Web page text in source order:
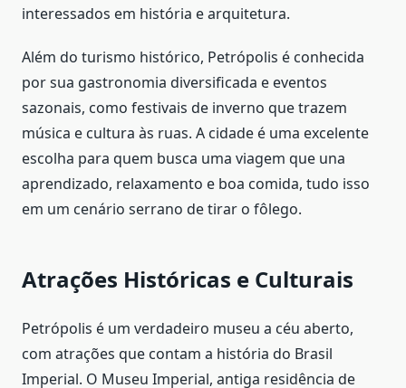
interessados em história e arquitetura.
Além do turismo histórico, Petrópolis é conhecida
por sua gastronomia diversificada e eventos
sazonais, como festivais de inverno que trazem
música e cultura às ruas. A cidade é uma excelente
escolha para quem busca uma viagem que una
aprendizado, relaxamento e boa comida, tudo isso
em um cenário serrano de tirar o fôlego.
Atrações Históricas e Culturais
Petrópolis é um verdadeiro museu a céu aberto,
com atrações que contam a história do Brasil
Imperial. O Museu Imperial, antiga residência de